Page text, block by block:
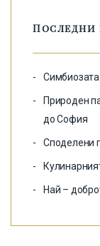
Последни
Симбиозата
Природен
до София
Споделени
Най –